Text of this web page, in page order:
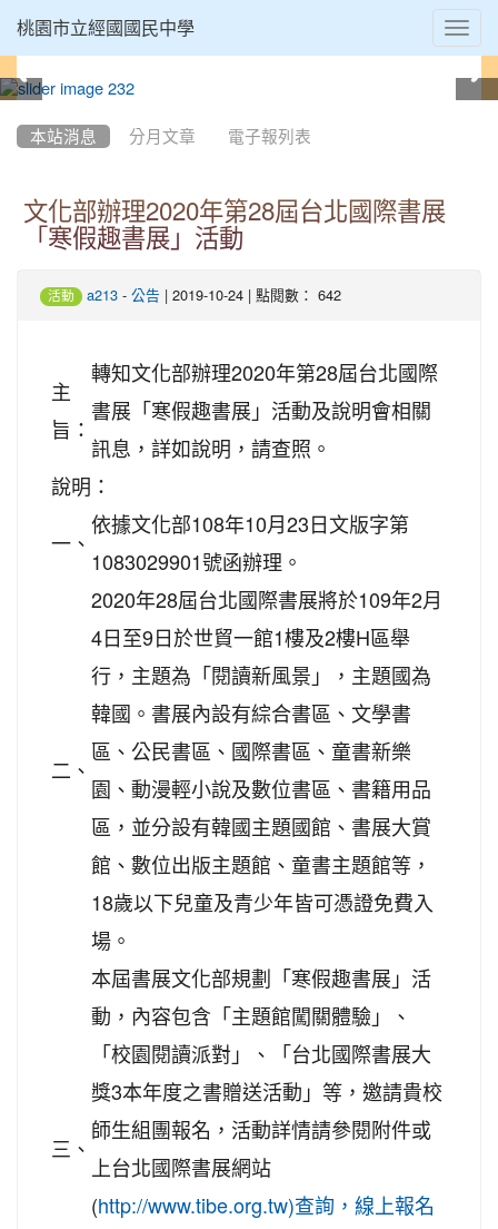
桃園市立經國國民中學
本站消息 分月文章 電子報列表
文化部辦理2020年第28屆台北國際書展
「寒假趣書展」活動
活動 a213 - 公告 | 2019-10-24 | 點閱數： 642
主
旨：
轉知文化部辦理2020年第28屆台北國際
書展「寒假趣書展」活動及說明會相關
訊息，詳如說明，請查照。
說明：
一、
依據文化部108年10月23日文版字第
1083029901號函辦理。
二、
2020年28屆台北國際書展將於109年2月
4日至9日於世貿一館1樓及2樓H區舉
行，主題為「閱讀新風景」，主題國為
韓國。書展內設有綜合書區、文學書
區、公民書區、國際書區、童書新樂
園、動漫輕小說及數位書區、書籍用品
區，並分設有韓國主題國館、書展大賞
館、數位出版主題館、童書主題館等，
18歲以下兒童及青少年皆可憑證免費入
場。
三、
本屆書展文化部規劃「寒假趣書展」活
動，內容包含「主題館闖關體驗」、
「校園閱讀派對」、「台北國際書展大
獎3本年度之書贈送活動」等，邀請貴校
師生組團報名，活動詳情請參閱附件或
上台北國際書展網站
(http://www.tibe.org.tw)查詢，線上報名